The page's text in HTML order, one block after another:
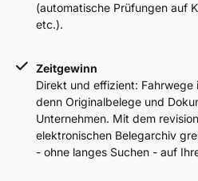
(automatische Prüfungen auf
etc.).
Zeitgewinn
Direkt und effizient: Fahrwege
denn Originalbelege und
Unternehmen. Mit dem
elektronischen Belegarchiv
- ohne langes Suchen - auf